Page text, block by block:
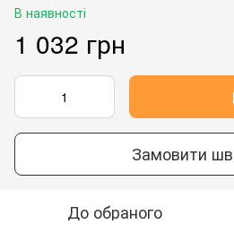
В наявності
1 032 грн
Замовити
До обраного